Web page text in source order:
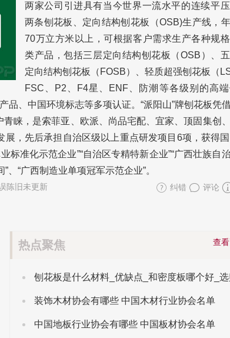
两家公司引进具有当今世界一流水平的连续平
两条刨花板、定向结构刨花板（OSB)生产线，
70万立方米以上，可根据客户需求生产各种规
类产品，包括三层定向结构刨花板（OSB）、
定向结构刨花板（FOSB）、轻质超强刨花板（
FSC、P2、F4星、ENF、防潮等各级别的高
、中国环境标志等多项认证。“派阳山”牌刨花板凭
睐，是索菲亚、欧派、尚品宅配、宜家、顶固集创
，先后承担自治区级以上重点研发项目6项，获得
标准化示范企业”“自治区专精特新企业”“广西壮族自
、“广西制造业单项冠军示范企业”。
陈旧未更新 纠错 评论
查
热点聚焦
装饰木材协会有哪些 中国木材行业协会名单
中国地板行业协会有哪些 中国板材协会名单